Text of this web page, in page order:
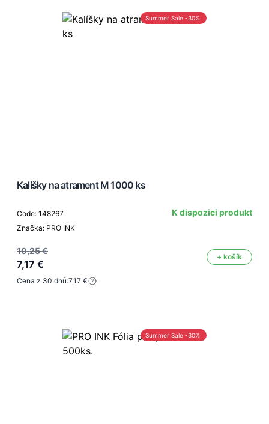
Summer Sale -30%
Kalíšky na atrament M 1000 ks
Code: 148267
Značka: PRO INK
K dispozici produkt
10,25 €
7,17 €
+ košík
Cena z 30 dnů:7,17 €
Summer Sale -30%